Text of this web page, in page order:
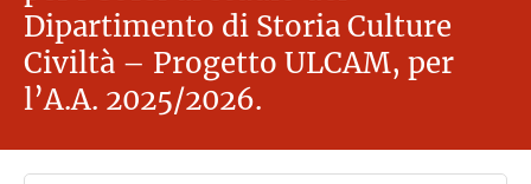
Dipartimento di Storia Culture
Civiltà – Progetto ULCAM, per
l’A.A. 2025/2026.